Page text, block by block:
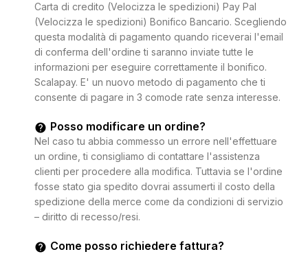
Carta di credito (Velocizza le spedizioni) Pay Pal
(Velocizza le spedizioni) Bonifico Bancario. Scegliendo
questa modalità di pagamento quando riceverai l'email
di conferma dell'ordine ti saranno inviate tutte le
informazioni per eseguire correttamente il bonifico.
Scalapay. E' un nuovo metodo di pagamento che ti
consente di pagare in 3 comode rate senza interesse.
Posso modificare un ordine?
Nel caso tu abbia commesso un errore nell'effettuare
un ordine, ti consigliamo di contattare l'assistenza
clienti per procedere alla modifica. Tuttavia se l'ordine
fosse stato gia spedito dovrai assumerti il costo della
spedizione della merce come da condizioni di servizio
– diritto di recesso/resi.
Come posso richiedere fattura?